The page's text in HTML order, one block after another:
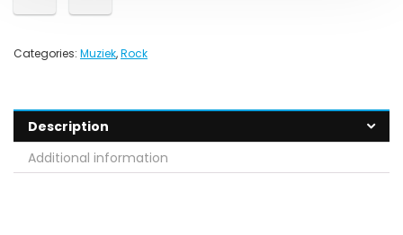
Categories: Muziek,Rock
Description
Additional information